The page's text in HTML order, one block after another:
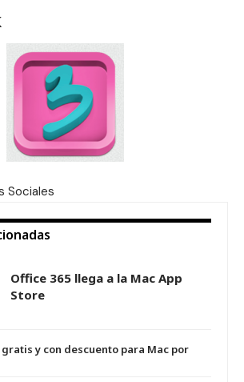
Sociales
Office 365 llega a la Mac App
Store
y con descuento para Mac por